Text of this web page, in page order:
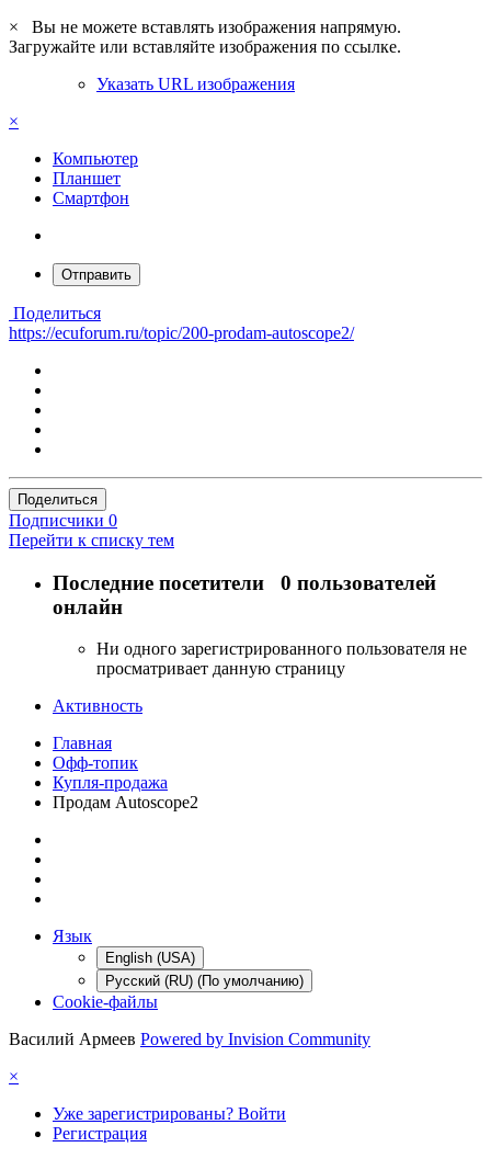
×
Вы не можете вставлять изображения напрямую.
Загружайте или вставляйте изображения по ссылке.
Указать URL изображения
×
Компьютер
Планшет
Смартфон
Отправить
Поделиться
https://ecuforum.ru/topic/200-prodam-autoscope2/
Поделиться
Подписчики 0
Перейти к списку тем
Последние посетители 0 пользователей
онлайн
Ни одного зарегистрированного пользователя не
просматривает данную страницу
Активность
Главная
Офф-топик
Купля-продажа
Продам Autoscope2
Язык
English (USA)
Русский (RU) (По умолчанию)
Cookie-файлы
Василий Армеев Powered by Invision Community
×
Уже зарегистрированы? Войти
Регистрация